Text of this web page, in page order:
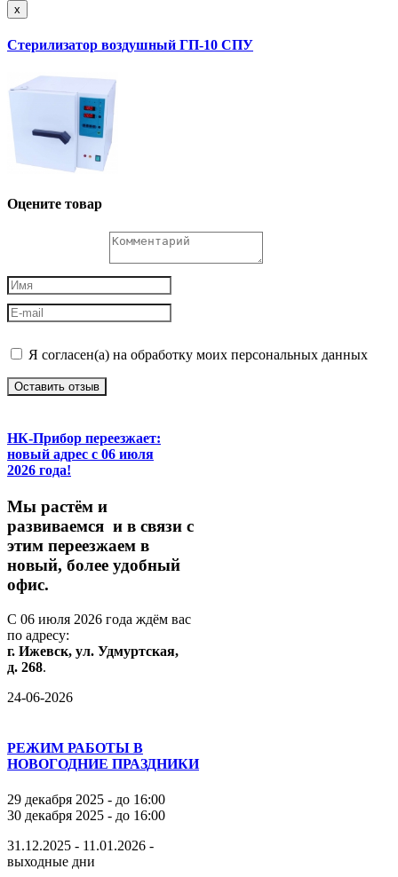
x
Стерилизатор воздушный ГП-10 СПУ
Оцените товар
Я согласен(а) на обработку моих персональных данных
Оставить отзыв
НК-Прибор переезжает:
новый адрес с 06 июля
2026 года!
Мы растём и
развиваемся и в связи с
этим переезжаем в
новый, более удобный
офис.
С 06 июля 2026 года ждём вас
по адресу:
г. Ижевск, ул. Удмуртская,
д. 268.
24-06-2026
РЕЖИМ РАБОТЫ В
НОВОГОДНИЕ ПРАЗДНИКИ
29 декабря 2025 - до 16:00
30 декабря 2025 - до 16:00
31.12.2025 - 11.01.2026 -
выходные дни